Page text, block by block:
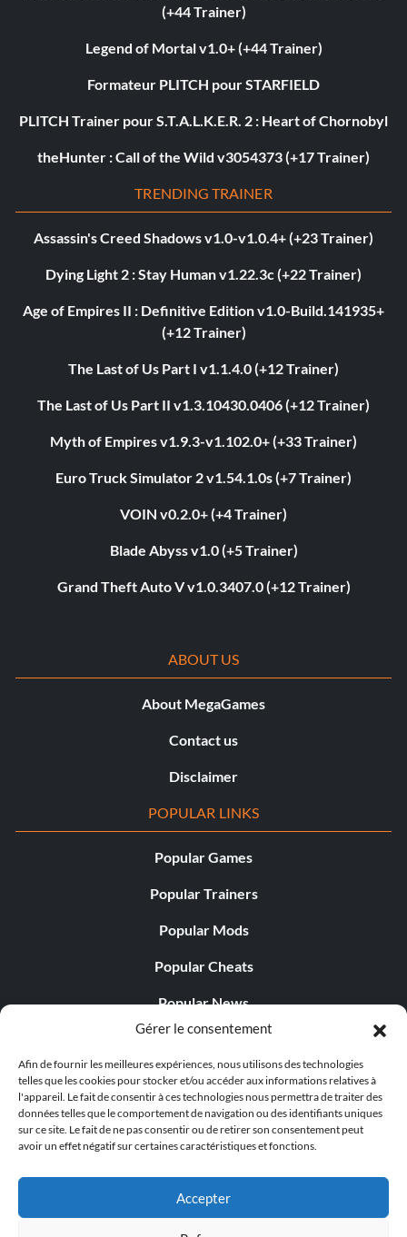
Gérer le consentement
Afin de fournir les meilleures expériences, nous utilisons des technologies
telles que les cookies pour stocker et/ou accéder aux informations relatives à
l'appareil. Le fait de consentir à ces technologies nous permettra de traiter des
données telles que le comportement de navigation ou des identifiants uniques
sur ce site. Le fait de ne pas consentir ou de retirer son consentement peut
avoir un effet négatif sur certaines caractéristiques et fonctions.
Accepter
(+44 Trainer)
Legend of Mortal v1.0+ (+44 Trainer)
Formateur PLITCH pour STARFIELD
PLITCH Trainer pour S.T.A.L.K.E.R. 2 : Heart of Chornobyl
theHunter : Call of the Wild v3054373 (+17 Trainer)
TRENDING TRAINER
Assassin's Creed Shadows v1.0-v1.0.4+ (+23 Trainer)
Dying Light 2 : Stay Human v1.22.3c (+22 Trainer)
Age of Empires II : Definitive Edition v1.0-Build.141935+
(+12 Trainer)
The Last of Us Part I v1.1.4.0 (+12 Trainer)
The Last of Us Part II v1.3.10430.0406 (+12 Trainer)
Myth of Empires v1.9.3-v1.102.0+ (+33 Trainer)
Euro Truck Simulator 2 v1.54.1.0s (+7 Trainer)
VOIN v0.2.0+ (+4 Trainer)
Blade Abyss v1.0 (+5 Trainer)
Grand Theft Auto V v1.0.3407.0 (+12 Trainer)
ABOUT US
About MegaGames
Contact us
Disclaimer
POPULAR LINKS
Popular Games
Popular Trainers
Popular Mods
Popular Cheats
Popular News
Popular Editorials
Popular Free Games
LATEST UPDATES